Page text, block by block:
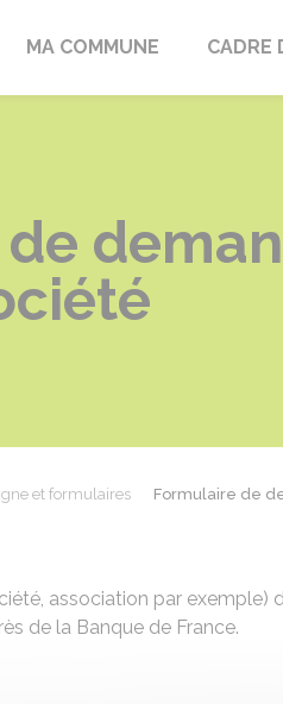
MA COMMUNE CADRE
et formulaires
Formulaire de
association par exemple)
de la Banque de France.